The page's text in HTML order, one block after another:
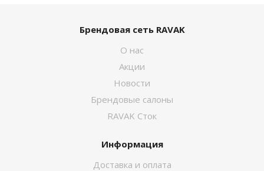
Брендовая сеть RAVAK
О нас
Акции
Новости
Брендовые салоны
RAVAK Сток
Информация
Доставка и оплата